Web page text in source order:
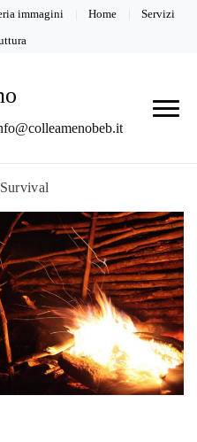
immagini Home Servizi